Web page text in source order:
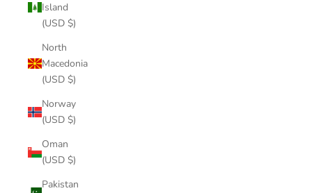
Island
(USD $)
North
Macedonia
(USD $)
Norway
(USD $)
Oman
(USD $)
Pakistan